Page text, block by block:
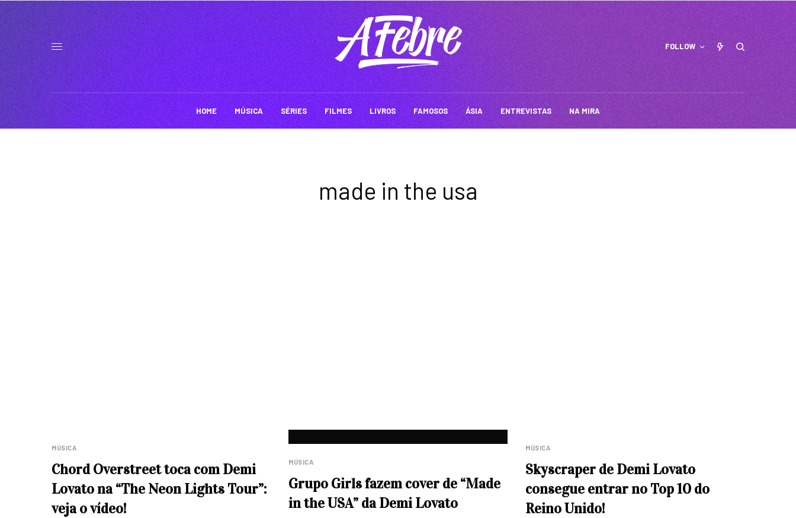
FOLLOW
HOME MÚSICA SÉRIES FILMES LIVROS FAMOSOS ÁSIA ENTREVISTAS NA MIRA
made in the usa
MÚSICA
Chord Overstreet toca com Demi
Lovato na “The Neon Lights Tour”:
veja o vídeo!
MÚSICA
Grupo Girls fazem cover de “Made
in the USA” da Demi Lovato
MÚSICA
Skyscraper de Demi Lovato
consegue entrar no Top 10 do
Reino Unido!